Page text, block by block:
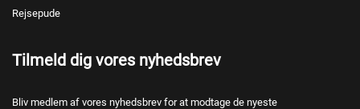
Rejsepude
Tilmeld dig vores nyhedsbrev
Bliv medlem af vores nyhedsbrev for at modtage de nyeste